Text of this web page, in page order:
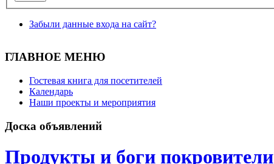
Забыли данные входа на сайт?
ГЛАВНОЕ МЕНЮ
Гостевая книга для посетителей
Календарь
Наши проекты и мероприятия
Доска объявлений
Продукты и боги покровители